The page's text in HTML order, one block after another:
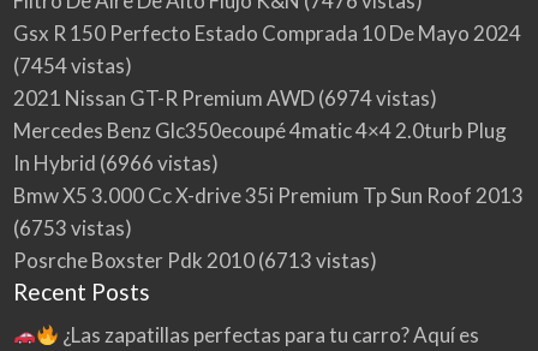
Gsx R 150 Perfecto Estado Comprada 10 De Mayo 2024
(7454 vistas)
2021 Nissan GT-R Premium AWD(6974 vistas)
Mercedes Benz Glc350ecoupé 4matic 4×4 2.0turb Plug
In Hybrid (6966 vistas)
Bmw X5 3.000 Cc X-drive 35i Premium Tp Sun Roof 2013
(6753 vistas)
Posrche Boxster Pdk 2010(6713 vistas)
Recent Posts
¿Las zapatillas perfectas para tu carro? Aquí es